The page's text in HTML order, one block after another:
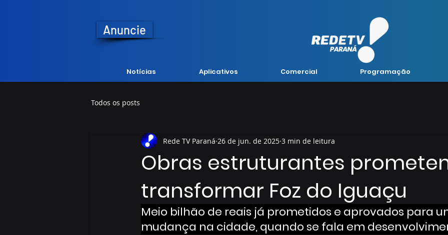
Anuncie
Notícias Aplicativos Comercial Programação
Todos os posts
Obras estruturantes
transformar Foz do Iguaçu
Rede TV Paraná 26 de jun. de 2025 3 min de leitura
Meio bilhão de reais já prometidos e aprovados para
mudança na cidade, quando se fala em